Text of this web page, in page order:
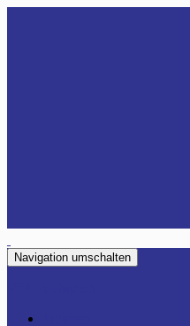
Navigation umschalten